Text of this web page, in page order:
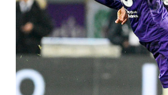
Economia
Sport
Altrecose
Mondiali
PODCAST